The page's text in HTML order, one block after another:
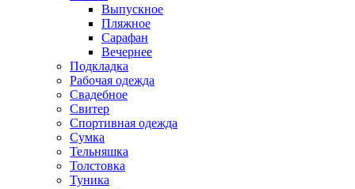
Выпускное
Пляжное
Сарафан
Вечернее
Подкладка
Рабочая одежда
Свадебное
Свитер
Спортивная одежда
Сумка
Тельняшка
Толстовка
Туника